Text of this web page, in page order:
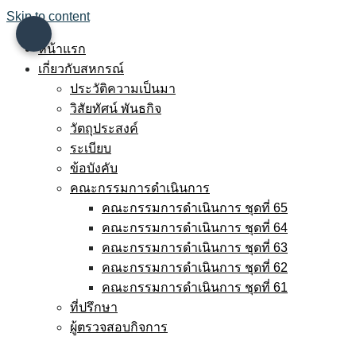
Skip to content
หน้าแรก
เกี่ยวกับสหกรณ์
ประวัติความเป็นมา
วิสัยทัศน์ พันธกิจ
วัตถุประสงค์
ระเบียบ
ข้อบังคับ
คณะกรรมการดำเนินการ
คณะกรรมการดำเนินการ ชุดที่ 65
คณะกรรมการดำเนินการ ชุดที่ 64
คณะกรรมการดำเนินการ ชุดที่ 63
คณะกรรมการดำเนินการ ชุดที่ 62
คณะกรรมการดำเนินการ ชุดที่ 61
ที่ปรึกษา
ผู้ตรวจสอบกิจการ